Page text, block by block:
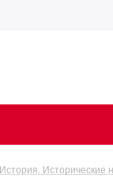
История. Исторические